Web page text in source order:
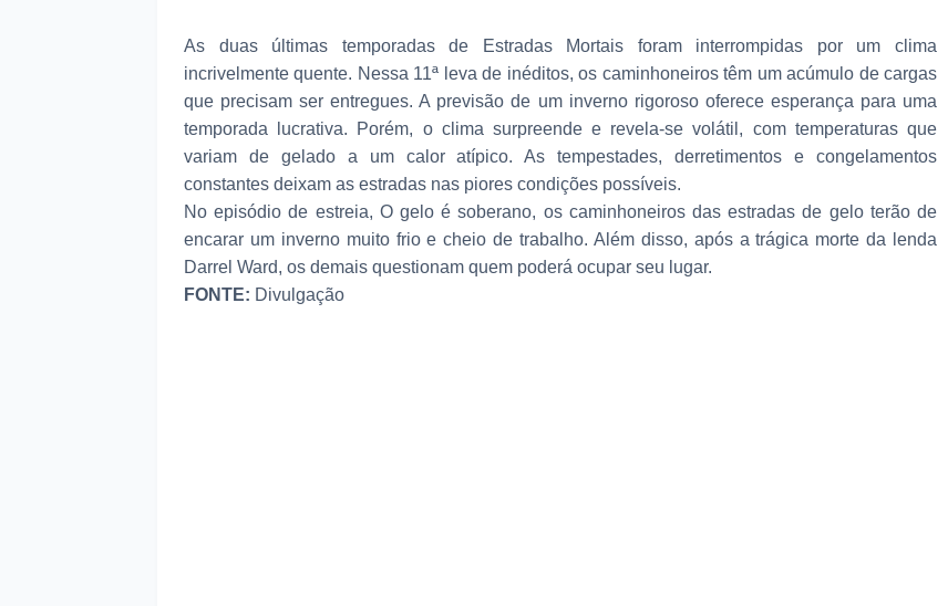
As duas últimas temporadas de Estradas Mortais foram interrompidas por um clima
incrivelmente quente. Nessa 11ª leva de inéditos, os caminhoneiros têm um acúmulo de cargas
que precisam ser entregues. A previsão de um inverno rigoroso oferece esperança para uma
temporada lucrativa. Porém, o clima surpreende e revela-se volátil, com temperaturas que
variam de gelado a um calor atípico. As tempestades, derretimentos e congelamentos
constantes deixam as estradas nas piores condições possíveis.
No episódio de estreia, O gelo é soberano, os caminhoneiros das estradas de gelo terão de
encarar um inverno muito frio e cheio de trabalho. Além disso, após a trágica morte da lenda
Darrel Ward, os demais questionam quem poderá ocupar seu lugar.
FONTE: Divulgação